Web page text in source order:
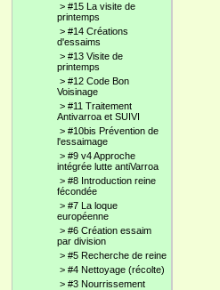
> #15 La visite de
printemps
> #14 Créations
d'essaims
> #13 Visite de
printemps
> #12 Code Bon
Voisinage
> #11 Traitement
Antivarroa et SUIVI
> #10bis Prévention de
l'essaimage
> #9 v4 Approche
intégrée lutte antiVarroa
> #8 Introduction reine
fécondée
> #7 La loque
européenne
> #6 Création essaim
par division
> #5 Recherche de reine
> #4 Nettoyage (récolte)
> #3 Nourrissement